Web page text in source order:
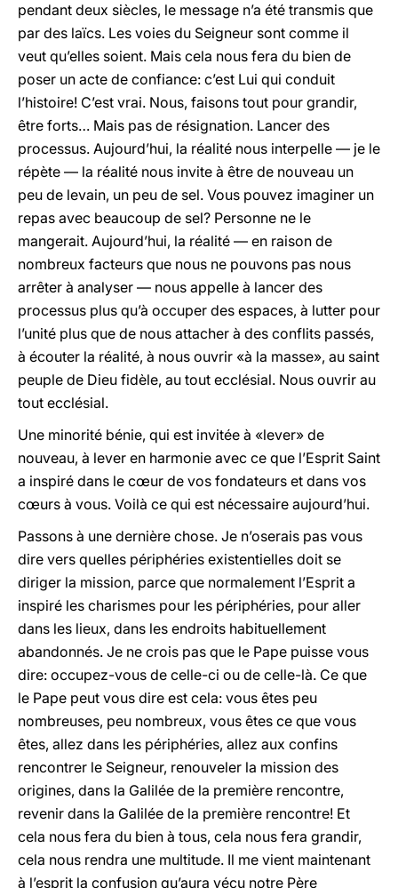
pendant deux siècles, le message n’a été transmis que
par des laïcs. Les voies du Seigneur sont comme il
veut qu’elles soient. Mais cela nous fera du bien de
poser un acte de confiance: c’est Lui qui conduit
l’histoire! C’est vrai. Nous, faisons tout pour grandir,
être forts… Mais pas de résignation. Lancer des
processus. Aujourd’hui, la réalité nous interpelle — je le
répète — la réalité nous invite à être de nouveau un
peu de levain, un peu de sel. Vous pouvez imaginer un
repas avec beaucoup de sel? Personne ne le
mangerait. Aujourd’hui, la réalité — en raison de
nombreux facteurs que nous ne pouvons pas nous
arrêter à analyser — nous appelle à lancer des
processus plus qu’à occuper des espaces, à lutter pour
l’unité plus que de nous attacher à des conflits passés,
à écouter la réalité, à nous ouvrir «à la masse», au saint
peuple de Dieu fidèle, au tout ecclésial. Nous ouvrir au
tout ecclésial.
Une minorité bénie, qui est invitée à «lever» de
nouveau, à lever en harmonie avec ce que l’Esprit Saint
a inspiré dans le cœur de vos fondateurs et dans vos
cœurs à vous. Voilà ce qui est nécessaire aujourd’hui.
Passons à une dernière chose. Je n’oserais pas vous
dire vers quelles périphéries existentielles doit se
diriger la mission, parce que normalement l’Esprit a
inspiré les charismes pour les périphéries, pour aller
dans les lieux, dans les endroits habituellement
abandonnés. Je ne crois pas que le Pape puisse vous
dire: occupez-vous de celle-ci ou de celle-là. Ce que
le Pape peut vous dire est cela: vous êtes peu
nombreuses, peu nombreux, vous êtes ce que vous
êtes, allez dans les périphéries, allez aux confins
rencontrer le Seigneur, renouveler la mission des
origines, dans la Galilée de la première rencontre,
revenir dans la Galilée de la première rencontre! Et
cela nous fera du bien à tous, cela nous fera grandir,
cela nous rendra une multitude. Il me vient maintenant
à l’esprit la confusion qu’aura vécu notre Père